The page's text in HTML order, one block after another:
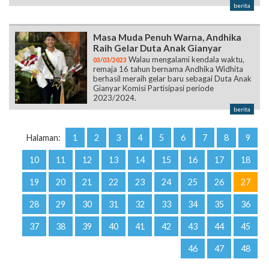
berita
Masa Muda Penuh Warna, Andhika
Raih Gelar Duta Anak Gianyar
03/03/2023 Walau mengalami kendala waktu,
remaja 16 tahun bernama Andhika Widhita
berhasil meraih gelar baru sebagai Duta Anak
Gianyar Komisi Partisipasi periode
2023/2024.
berita
Halaman: 1 2 3 4 5 6 7 8 9
10 11 12 13 14 15 16 17 18
19 20 21 22 23 24 25 26 27
28 29 30 31 32 33 34 35 36
37 38 39 40 41 42 43 44 45
46 47 48